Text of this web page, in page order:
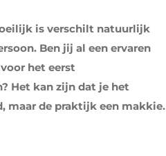
is verschilt natuurlijk
Ben jij al een ervaren
het eerst
Het kan zijn dat je het
maar de praktijk een makkie.